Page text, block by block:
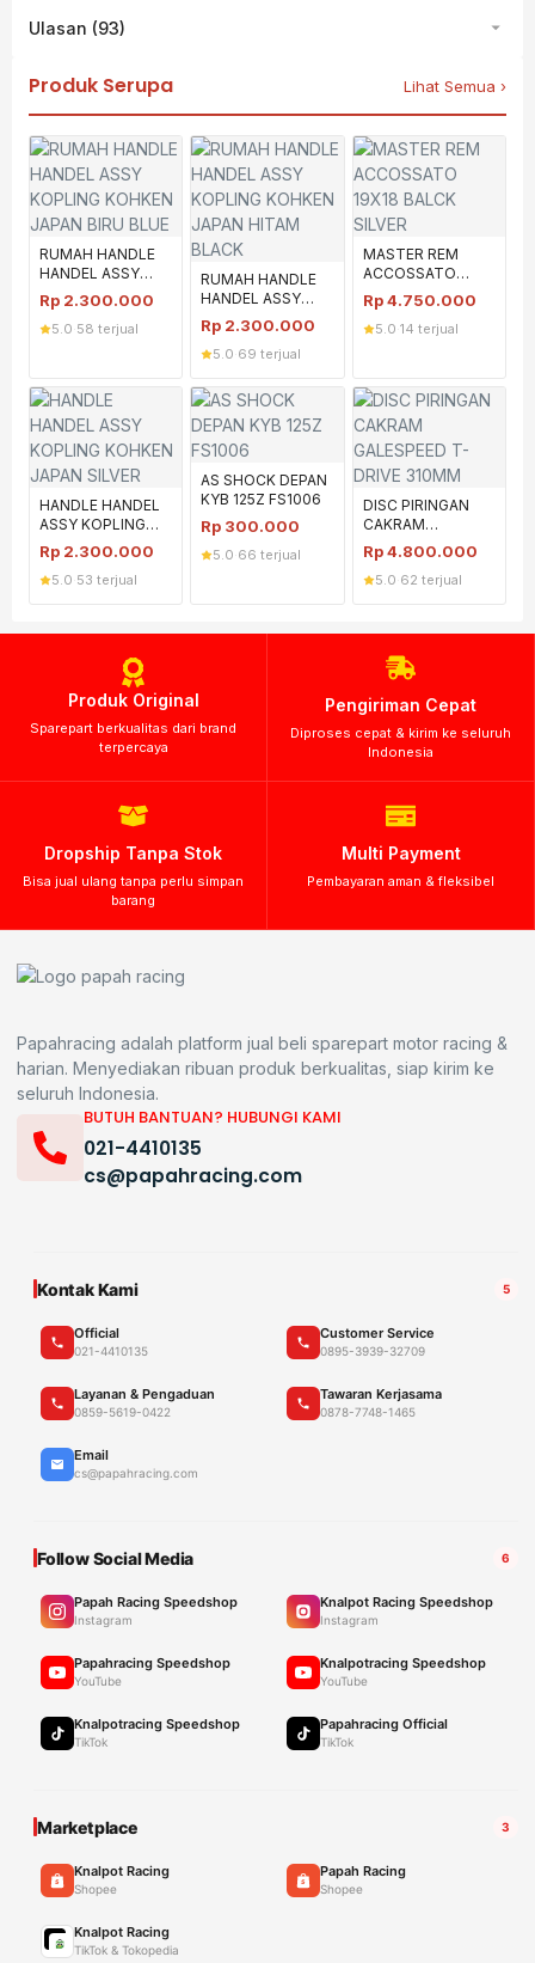
Ulasan (93)
Produk Serupa Lihat Semua ›
RUMAH HANDLE
HANDEL ASSY
KOPLING KOHKEN
JAPAN BIRU BLUE
Rp 2.300.000
5.0 58 terjual
RUMAH HANDLE
HANDEL ASSY
KOPLING KOHKEN
JAPAN HITAM
BLACK
Rp 2.300.000
5.0 69 terjual
MASTER REM
ACCOSSATO
19X18 BALCK
SILVER
Rp4.750.000
5.0 14 terjual
HANDLE HANDEL
ASSY KOPLING
KOHKEN JAPAN
SILVER
Rp 2.300.000
5.0 53 terjual
AS SHOCK DEPAN
KYB 125Z FS1006
Rp 300.000
5.0 66 terjual
DISC PIRINGAN
CAKRAM
GALESPEED T-
DRIVE 310MM
Rp4.800.000
5.0 62 terjual
Produk Original
Sparepart berkualitas dari brand
terpercaya
Pengiriman Cepat
Diproses cepat & kirim ke seluruh
Indonesia
Dropship Tanpa Stok
Bisa jual ulang tanpa perlu simpan
barang
Multi Payment
Pembayaran aman & fleksibel
Papahracing adalah platform jual beli sparepart motor racing &
harian. Menyediakan ribuan produk berkualitas, siap kirim ke
seluruh Indonesia.
BUTUH BANTUAN? HUBUNGI KAMI
021-4410135
cs@papahracing.com
Kontak Kami 5
Official
021-4410135
Customer Service
0895-3939-32709
Layanan & Pengaduan
0859-5619-0422
Tawaran Kerjasama
0878-7748-1465
Email
cs@papahracing.com
Follow Social Media 6
Papah Racing Speedshop
Instagram
Knalpot Racing Speedshop
Instagram
Papahracing Speedshop
YouTube
Knalpotracing Speedshop
YouTube
Knalpotracing Speedshop
TikTok
Papahracing Official
TikTok
Marketplace 3
Knalpot Racing
Shopee
Papah Racing
Shopee
Knalpot Racing
TikTok & Tokopedia